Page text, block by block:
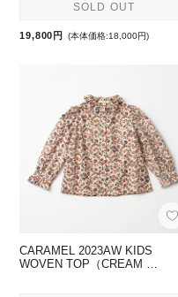
SOLD OUT
19,800円 (本体価格:18,000円)
CARAMEL 2023AW KIDS
WOVEN TOP（CREAM …